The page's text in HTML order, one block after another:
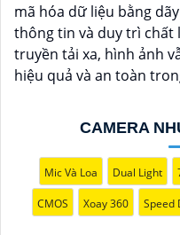
Wifi, Camera Wifi Ezviz
hoặc văn phòng mọi
điện thoại thông minh.
Không chỉ vậy, sản
theo dõi mọi hoạt động
cơ hội sở hữu Camera
bảo vệ tài sản và gia
Hy vọng đoạn văn trên
thiệu sản phẩm Camera
mã hóa dữ liệu bằng
thông tin và duy trì chất
truyền tải xa, hình ảnh
hiệu quả và an toàn
CAMERA
Mic Và Loa Dual Light
CMOS Xoay 360 Speed